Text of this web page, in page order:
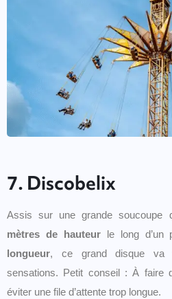
7. Discobelix
Assis sur une grande soucoupe
mètres de hauteur le long d’un
longueur, ce grand disque va
sensations. Petit conseil : À faire
éviter une file d’attente trop longue.